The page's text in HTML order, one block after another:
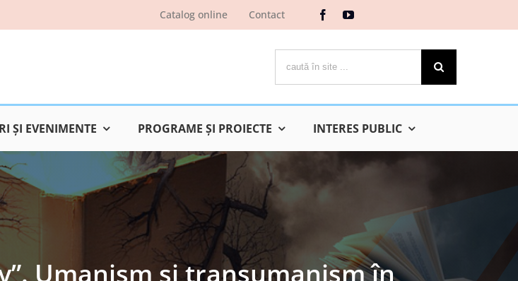
Catalog online Contact
ŞI EVENIMENTE PROGRAME ŞI PROIECTE INTERES PUBLIC
Umanism și transumanism în